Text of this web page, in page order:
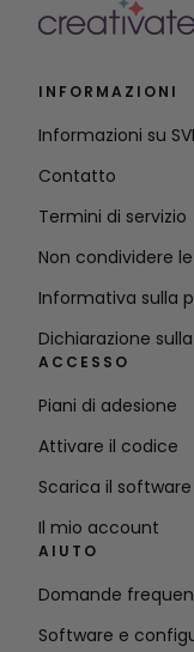
INFORMAZIONI
Informazioni su
Contatto
Termini di servizio
Non condividere
Informativa sulla
Dichiarazione
ACCESSO
Piani di adesione
Attivare il codice
Scarica il software
Il mio account
AIUTO
Domande
Software e